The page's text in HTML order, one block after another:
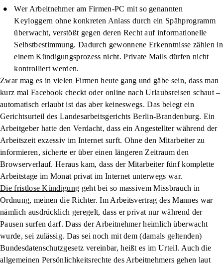
Wer Arbeitnehmer am Firmen-PC mit so genannten
Keyloggern ohne konkreten Anlass durch ein Spähprogramm
überwacht, verstößt gegen deren Recht auf informationelle
Selbstbestimmung. Dadurch gewonnene Erkenntnisse zählen in
einem Kündigungsprozess nicht. Private Mails dürfen nicht
kontrolliert werden.
Zwar mag es in vielen Firmen heute gang und gäbe sein, dass man
kurz mal Facebook checkt oder online nach Urlaubsreisen schaut –
automatisch erlaubt ist das aber keineswegs. Das belegt ein
Gerichtsurteil des Landesarbeitsgerichts Berlin-Brandenburg. Ein
Arbeitgeber hatte den Verdacht, dass ein Angestellter während der
Arbeitszeit exzessiv im Internet surft. Ohne den Mitarbeiter zu
informieren, sicherte er über einen längeren Zeitraum den
Browserverlauf. Heraus kam, dass der Mitarbeiter fünf komplette
Arbeitstage im Monat privat im Internet unterwegs war.
Die fristlose Kündigung geht bei so massivem Missbrauch in
Ordnung, meinen die Richter. Im Arbeitsvertrag des Mannes war
nämlich ausdrücklich geregelt, dass er privat nur während der
Pausen surfen darf. Dass der Arbeitnehmer heimlich überwacht
wurde, sei zulässig. Das sei noch mit dem (damals geltenden)
Bundesdatenschutzgesetz vereinbar, heißt es im Urteil. Auch die
allgemeinen Persönlichkeitsrechte des Arbeitnehmers gehen laut